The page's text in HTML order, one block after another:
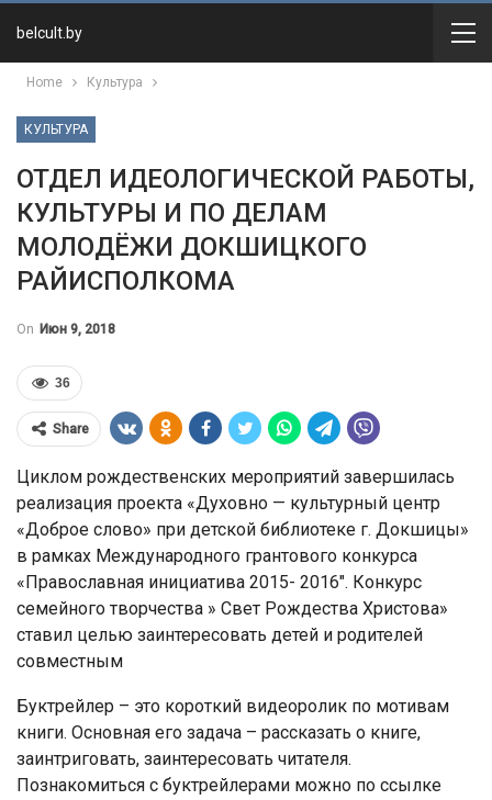
belcult.by
Home Культура
КУЛЬТУРА
ОТДЕЛ ИДЕОЛОГИЧЕСКОЙ РАБОТЫ,
КУЛЬТУРЫ И ПО ДЕЛАМ
МОЛОДЁЖИ ДОКШИЦКОГО
РАЙИСПОЛКОМА
On Июн 9, 2018
36
Share
Циклом рождественских мероприятий завершилась
реализация проекта «Духовно — культурный центр
«Доброе слово» при детской библиотеке г. Докшицы»
в рамках Международного грантового конкурса
«Православная инициатива 2015- 2016″. Конкурс
семейного творчества » Свет Рождества Христова»
ставил целью заинтересовать детей и родителей
совместным
Буктрейлер – это короткий видеоролик по мотивам
книги. Основная его задача – рассказать о книге,
заинтриговать, заинтересовать читателя.
Познакомиться с буктрейлерами можно по ссылке